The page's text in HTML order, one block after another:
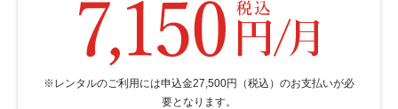
※レンタルのご利用には申込金27,500円（税込）のお支払いが必
要となります。